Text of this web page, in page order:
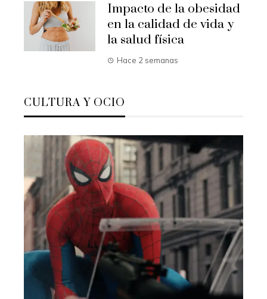
Impacto de la obesidad
en la calidad de vida y
la salud física
Hace 2 semanas
CULTURA Y OCIO